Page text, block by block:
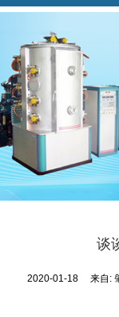
谈
2020-01-18 来自: